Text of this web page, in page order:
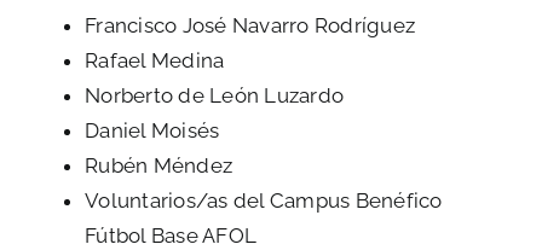
Francisco José Navarro Rodríguez
Rafael Medina
Norberto de León Luzardo
Daniel Moisés
Rubén Méndez
Voluntarios/as del Campus Benéfico
Fútbol Base AFOL